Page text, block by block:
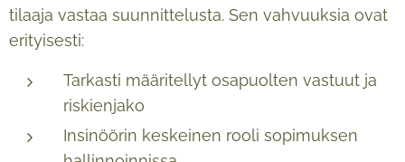
tilaaja vastaa suunnittelusta. Sen vahvuuksia ovat
erityisesti:
Tarkasti määritellyt osapuolten vastuut ja
riskienjako
Insinöörin keskeinen rooli sopimuksen